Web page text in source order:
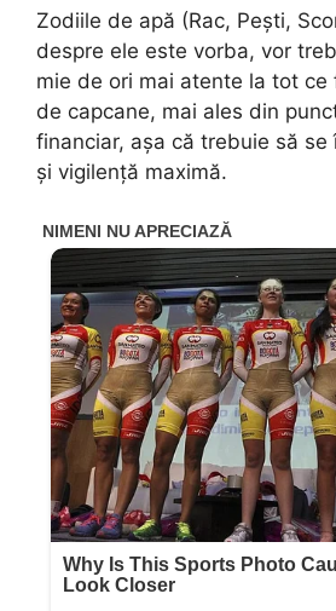
Zodiile de apă (Rac, Pești,
despre ele este vorba, vor
mie de ori mai atente la tot ce
de capcane, mai ales din
financiar, așa că trebuie să
și vigilență maximă.